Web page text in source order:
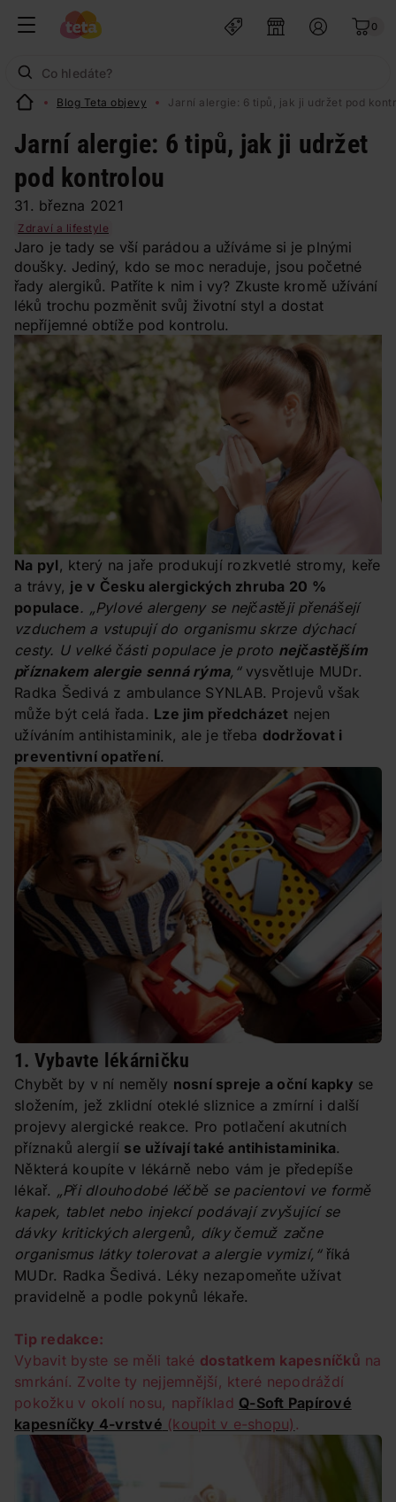
0
Blog Teta objevy Jarní alergie: 6 tipů, jak ji udržet pod
Jarní alergie: 6 tipů, jak ji udržet
pod kontrolou
31. března 2021
Zdraví a lifestyle
Jaro je tady se vší parádou a užíváme si je plnými
doušky. Jediný, kdo se moc neraduje, jsou početné
řady alergiků. Patříte k nim i vy? Zkuste kromě užívání
léků trochu pozměnit svůj životní styl a dostat
nepříjemné obtíže pod kontrolu.
Na pyl, který na jaře produkují rozkvetlé stromy, keře
a trávy, je v Česku alergických zhruba 20 %
populace. „Pylové alergeny se nejčastěji přenášejí
vzduchem a vstupují do organismu skrze dýchací
cesty. U velké části populace je proto nejčastějším
příznakem alergie senná rýma,“vysvětluje MUDr.
Radka Šedivá z ambulance SYNLAB. Projevů však
může být celá řada. Lze jim předcházet nejen
užíváním antihistaminik, ale je třeba dodržovat i
preventivní opatření.
1. Vybavte lékárničku
Chybět by v ní neměly nosní spreje a oční kapky se
složením, jež zklidní oteklé sliznice a zmírní i další
projevy alergické reakce. Pro potlačení akutních
příznaků alergií se užívají také antihistaminika.
Některá koupíte v lékárně nebo vám je předepíše
lékař. „Při dlouhodobé léčbě se pacientovi ve formě
kapek, tablet nebo injekcí podávají zvyšující se
dávky kritických alergenů, díky čemuž začne
organismus látky tolerovat a alergie vymizí,“ říká
MUDr. Radka Šedivá. Léky nezapomeňte užívat
pravidelně a podle pokynů lékaře.
Tip redakce:
Vybavit byste se měli také dostatkem kapesníčků na
smrkání. Zvolte ty nejjemnější, které nepodráždí
pokožku v okolí nosu, například Q-Soft Papírové
kapesníčky 4-vrstvé (koupit v e-shopu) .